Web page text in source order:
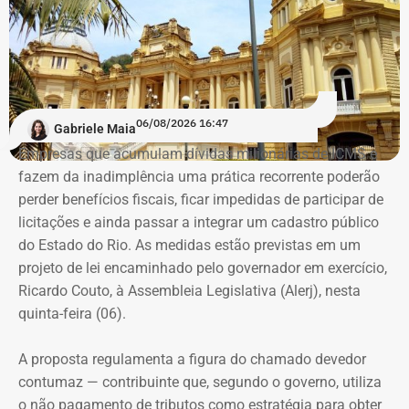
o medo da violência. Foi quando teve a ideia de criar
turmas exclusivamente femininas como forma de
encorajá-las.
“A ideia de dar aulas especificas para mulheres se
defenderem de casos de violência surgiu do encontro
entre a prática do esporte e a observação de uma
demanda real do cotidiano feminino. O principal gatilho
que muitas sentem é a constatação do medo. Por isso, os
treinamentos vão além dos socos. O foco principal é a
consciência situacional e a capacidade de reação rápida
antes mesmo que o contato físico aconteça”, comenta.
Evolução do patrimônio declarado por Fred Pacheco à Justiça Eleitoral
entre 2012 e 2026, em valores nominais e corrigidos pela inflação (IPCA) –
Tabela: Imagem gerada por IA
Apesar da recuperação, o valor ainda está 16,3% abaixo,
Quando a comparação é feita em valores corrigidos pela
inflação, a diferença chega a 30,1%.
Gabriele Maia06/08/2026 16:47
Empresas que acumulam dívidas milionárias de ICMS e
fazem da inadimplência uma prática recorrente poderão
perder benefícios fiscais, ficar impedidas de participar de
licitações e ainda passar a integrar um cadastro público
do Estado do Rio. As medidas estão previstas em um
projeto de lei encaminhado pelo governador em exercício,
Ricardo Couto, à Assembleia Legislativa (Alerj), nesta
quinta-feira (06).
A proposta regulamenta a figura do chamado devedor
contumaz — contribuinte que, segundo o governo, utiliza
o não pagamento de tributos como estratégia para obter